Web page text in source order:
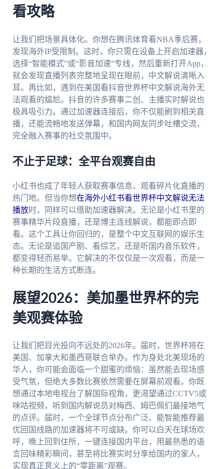
看攻略
让我们把场景具体化。你想在腾讯体育看NBA季后赛，
发现海外IP受限制。这时，你只需在设备上开启加速器，
选择“智能模式”或“影音加速”专线，然后重新打开App，
就会发现直播列表完整地呈现在眼前，中文解说清晰入
耳。再比如，遇到在美国看抖音世界杯中文解说海外无
法观看的尴尬。抖音的许多赛事二创、主播实时解说也
极具吸引力。通过加速器连接后，你不仅能刷到相关直
播，还能流畅地发送弹幕，和国内网友同步吐槽交流，
完全融入赛事的社交氛围中。
不止于足球：全平台观赛自由
小红书也成了年轻人获取赛事信息、观看碎片化直播的
热门地。但当你想在海外小红书看世界杯中文解说无法
播放时，同样可以借助加速器解决。无论是小红书里的
赛事精华片段直播，还是博主连线解说，都能即点即
看。这个工具让你回归的，是整个中文互联网的娱乐生
态。无论是追国产剧、看综艺，还是听国内音乐软件，
都变得轻而易举。它解决的不仅仅是一次观看，而是一
种长期的生活方式断连。
展望2026：美加墨世界杯的完
美观赛体验
让我们把目光投向不远处的2026年。届时，世界杯将在
美国、加拿大和墨西哥联合举办。作为身处北美现场的
华人，你可能会面临一个甜蜜的烦恼：虽然能去现场感
受气氛，但绝大多数比赛依然需要在屏幕前观看。你既
想通过本地电视台了解国际视角，更渴望通过CCTV5或
咪咕视频，听到国内解说员对梅西、姆巴佩们最接地气
的点评。届时，一个全球节点分布广泛、能智能推荐最
优回国线路的加速器将不可或缺。你可以白天在球场欢
呼，晚上回到住所，一键连接国内平台，用最熟悉的语
言回味精彩瞬间，甚至将比赛实时分享给国内的家人，
实现真正意义上的“零距离”观赛。